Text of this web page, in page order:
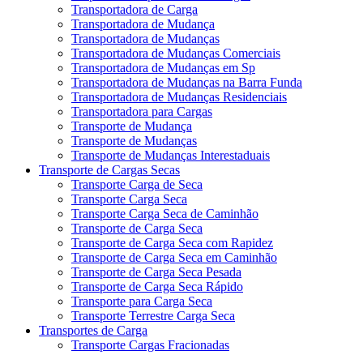
Transportadora de Carga
Transportadora de Mudança
Transportadora de Mudanças
Transportadora de Mudanças Comerciais
Transportadora de Mudanças em Sp
Transportadora de Mudanças na Barra Funda
Transportadora de Mudanças Residenciais
Transportadora para Cargas
Transporte de Mudança
Transporte de Mudanças
Transporte de Mudanças Interestaduais
Transporte de Cargas Secas
Transporte Carga de Seca
Transporte Carga Seca
Transporte Carga Seca de Caminhão
Transporte de Carga Seca
Transporte de Carga Seca com Rapidez
Transporte de Carga Seca em Caminhão
Transporte de Carga Seca Pesada
Transporte de Carga Seca Rápido
Transporte para Carga Seca
Transporte Terrestre Carga Seca
Transportes de Carga
Transporte Cargas Fracionadas